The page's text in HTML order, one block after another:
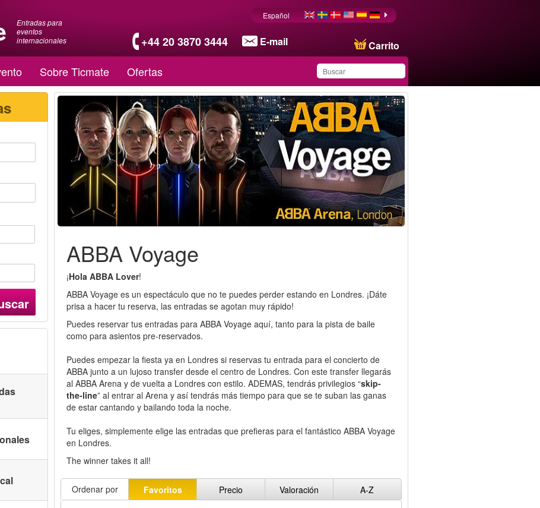
Entradas para
eventos
internacionales
+44 20 3870 3444 E-mail Carrito
Español
Sobre Ticmate Ofertas
Ha guardado este
producto en su lista
ABBA Voyage
¡Hola ABBA Lover!
ABBA Voyage es un espectáculo que no te puedes perder estando en Londres. ¡Dáte
prisa a hacer tu reserva, las entradas se agotan muy rápido!
Puedes reservar tus entradas para ABBA Voyage aquí, tanto para la pista de baile
como para asientos pre-reservados.
Puedes empezar la fiesta ya en Londres si reservas tu entrada para el concierto de
ABBA junto a un lujoso transfer desde el centro de Londres. Con este transfer llegarás
al ABBA Arena y de vuelta a Londres con estilo. ADEMAS, tendrás privilegios “skip-
the-line” al entrar al Arena y así tendrás más tiempo para que se te suban las ganas
de estar cantando y bailando toda la noche.
Tu eliges, simplemente elige las entradas que prefieras para el fantástico ABBA Voyage
en Londres.
The winner takes it all!
Ordenar por Favoritos Precio Valoración A-Z